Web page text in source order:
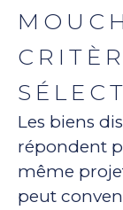
Les biens
répondent
même
peut